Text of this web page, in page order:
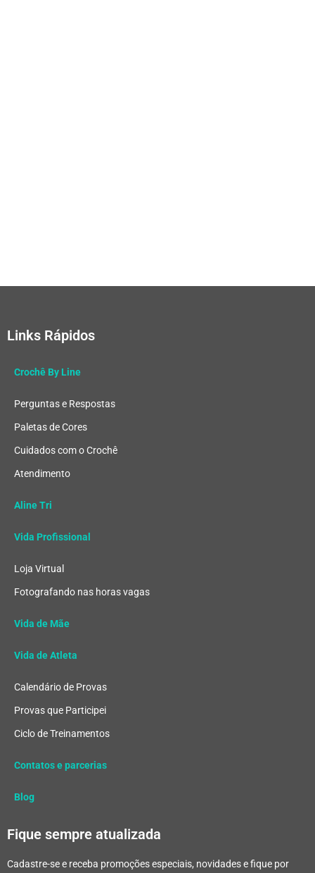
Links Rápidos
Crochê By Line
Perguntas e Respostas
Paletas de Cores
Cuidados com o Crochê
Atendimento
Aline Tri
Vida Profissional
Loja Virtual
Fotografando nas horas vagas
Vida de Mãe
Vida de Atleta
Calendário de Provas
Provas que Participei
Ciclo de Treinamentos
Contatos e parcerias
Blog
Fique sempre atualizada
Cadastre-se e receba promoções especiais, novidades e fique por